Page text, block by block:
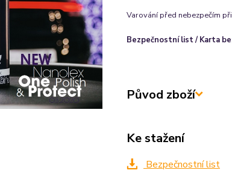
Varování před nebezpečím
Bezpečnostní list / Karta
Původ zboží
Ke stažení
Bezpečnostní list